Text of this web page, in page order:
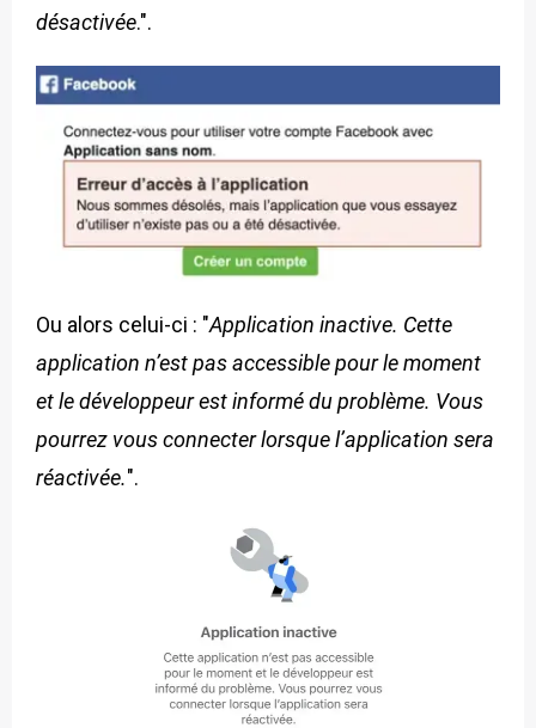
désactivée.".
Ou alors celui-ci : "Application inactive. Cette
application n’est pas accessible pour le moment
et le développeur est informé du problème. Vous
pourrez vous connecter lorsque l’application sera
réactivée.".